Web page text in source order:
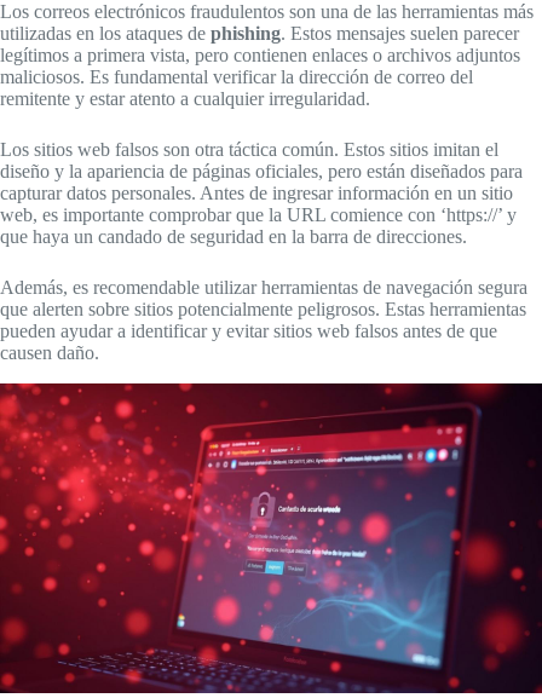
Los correos electrónicos fraudulentos son una de las herramientas más
utilizadas en los ataques de phishing. Estos mensajes suelen parecer
legítimos a primera vista, pero contienen enlaces o archivos adjuntos
maliciosos. Es fundamental verificar la dirección de correo del
remitente y estar atento a cualquier irregularidad.
Los sitios web falsos son otra táctica común. Estos sitios imitan el
diseño y la apariencia de páginas oficiales, pero están diseñados para
capturar datos personales. Antes de ingresar información en un sitio
web, es importante comprobar que la URL comience con ‘https://’ y
que haya un candado de seguridad en la barra de direcciones.
Además, es recomendable utilizar herramientas de navegación segura
que alerten sobre sitios potencialmente peligrosos. Estas herramientas
pueden ayudar a identificar y evitar sitios web falsos antes de que
causen daño.